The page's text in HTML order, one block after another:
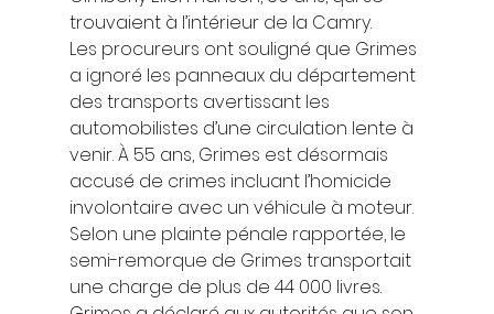
trouvaient à l’intérieur de la Camry.
Les procureurs ont souligné que Grimes
a ignoré les panneaux du département
des transports avertissant les
automobilistes d’une circulation lente à
venir. À 55 ans, Grimes est désormais
accusé de crimes incluant l’homicide
involontaire avec un véhicule à moteur.
Selon une plainte pénale rapportée, le
semi-remorque de Grimes transportait
une charge de plus de 44 000 livres.